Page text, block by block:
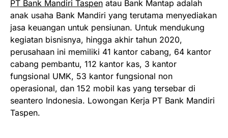
PT Bank Mandiri Taspen atau Bank Mantap adalah
anak usaha Bank Mandiri yang terutama menyediakan
jasa keuangan untuk pensiunan. Untuk mendukung
kegiatan bisnisnya, hingga akhir tahun 2020,
perusahaan ini memiliki 41 kantor cabang, 64 kantor
cabang pembantu, 112 kantor kas, 3 kantor
fungsional UMK, 53 kantor fungsional non
operasional, dan 152 mobil kas yang tersebar di
seantero Indonesia. Lowongan Kerja PT Bank Mandiri
Taspen.